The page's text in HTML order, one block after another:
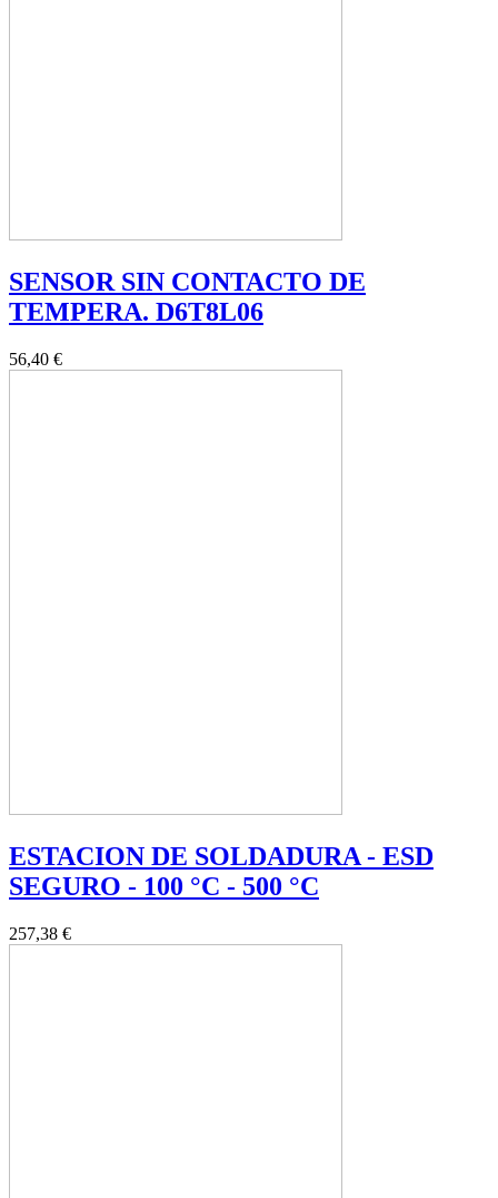
SENSOR SIN CONTACTO DE
TEMPERA. D6T8L06
56,40 €
ESTACION DE SOLDADURA - ESD
SEGURO - 100 °C - 500 °C
257,38 €